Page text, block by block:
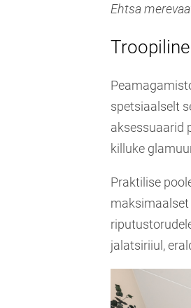
Ehtsa
spetsiaalselt
aksessuaarid
killuke
Praktilise
jalatsiriiul,